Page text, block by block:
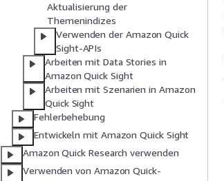
Aktualisierung der
Themenindizes
Verwenden der Amazon Quick
Sight-APIs
Arbeiten mit Data Stories in
Amazon Quick Sight
Arbeiten mit Szenarien in Amazon
Quick Sight
Fehlerbehebung
Entwickeln mit Amazon Quick Sight
Amazon Quick Research verwenden
Verwenden von Amazon Quick-